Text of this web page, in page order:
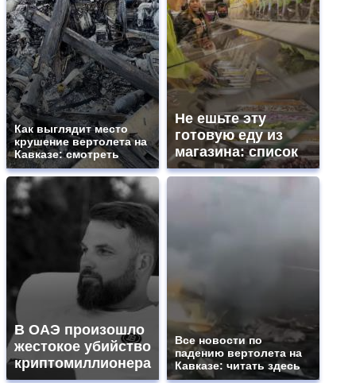
Как выглядит место
крушение вертолета на
Кавказе: смотреть
Не ешьте эту
готовую еду из
магазина: список
В ОАЭ произошло
жестокое убийство
криптомиллионера
Все новости по
падению вертолета на
Кавказе: читать здесь